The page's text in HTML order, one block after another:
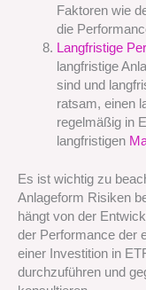
Faktoren wie
die
Langfristige
langfristige
sind und
ratsam, einen
regelmäßig in
langfristigen
Es ist wichtig zu
Anlageform Risiken
hängt von der
der Performance der
einer Investition in
durchzuführen und